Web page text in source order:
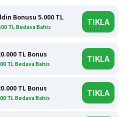
Bonusu 5.000 TL
TL Bedava Bahis TIKLA
TL Bonus
TL Bedava Bahis TIKLA
TL Bonus
TL Bedava Bahis TIKLA